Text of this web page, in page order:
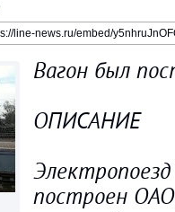
Вагон был
ОПИСАНИЕ
построен